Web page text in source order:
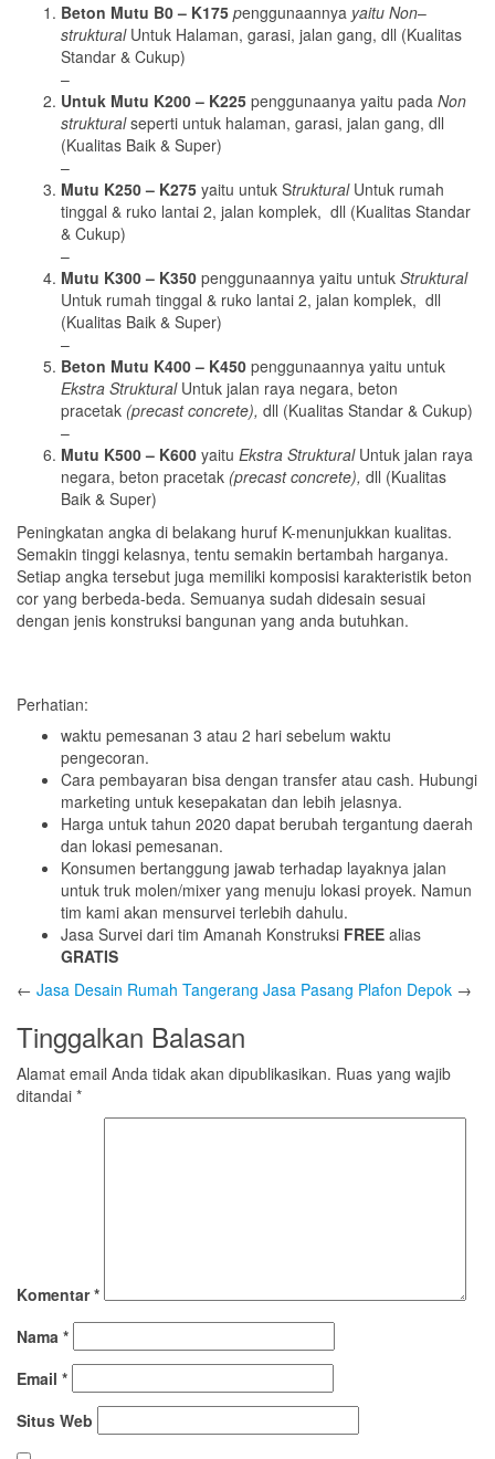
Beton Mutu B0 – K175 penggunaannya yaitu Non–
strukturalUntuk Halaman, garasi, jalan gang, dll (Kualitas
Standar & Cukup)
–
Untuk Mutu K200 – K225 penggunaanya yaitu pada Non
strukturalseperti untuk halaman, garasi, jalan gang, dll
(Kualitas Baik & Super)
–
Mutu K250 – K275 yaitu untuk StrukturalUntuk rumah
tinggal & ruko lantai 2, jalan komplek, dll (Kualitas Standar
& Cukup)
–
Mutu K300 – K350 penggunaannya yaitu untuk Struktural
Untuk rumah tinggal & ruko lantai 2, jalan komplek, dll
(Kualitas Baik & Super)
–
Beton Mutu K400 – K450 penggunaannya yaitu untuk
Ekstra StrukturalUntuk jalan raya negara, beton
pracetak (precast concrete), dll (Kualitas Standar & Cukup)
–
Mutu K500 – K600 yaitu Ekstra StrukturalUntuk jalan raya
negara, beton pracetak (precast concrete), dll (Kualitas
Baik & Super)
Peningkatan angka di belakang huruf K-menunjukkan kualitas.
Semakin tinggi kelasnya, tentu semakin bertambah harganya.
Setiap angka tersebut juga memiliki komposisi karakteristik beton
cor yang berbeda-beda. Semuanya sudah didesain sesuai
dengan jenis konstruksi bangunan yang anda butuhkan.
Perhatian:
waktu pemesanan 3 atau 2 hari sebelum waktu
pengecoran.
Cara pembayaran bisa dengan transfer atau cash. Hubungi
marketing untuk kesepakatan dan lebih jelasnya.
Harga untuk tahun 2020 dapat berubah tergantung daerah
dan lokasi pemesanan.
Konsumen bertanggung jawab terhadap layaknya jalan
untuk truk molen/mixer yang menuju lokasi proyek. Namun
tim kami akan mensurvei terlebih dahulu.
Jasa Survei dari tim Amanah Konstruksi FREE alias
GRATIS
← Jasa Desain Rumah Tangerang Jasa Pasang Plafon Depok →
Tinggalkan Balasan
Alamat email Anda tidak akan dipublikasikan. Ruas yang wajib
ditandai *
Komentar*
Nama *
Email *
Situs Web